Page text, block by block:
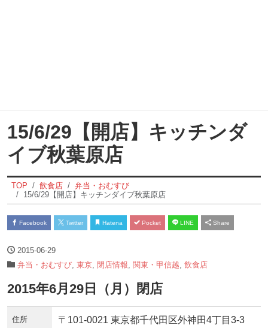
15/6/29【開店】キッチンダ
イブ秋葉原店
TOP 飲食店
弁当・おむすび
15/6/29【開店】キッチンダイブ秋葉原店
Facebook Twitter Hatena Pocket LINE Share
2015-06-29
弁当・おむすび 東京 閉店情報 関東・甲信越 飲食店
2015年6月29日（月）閉店
住所
〒101-0021 東京都千代田区外神田4丁目3-3